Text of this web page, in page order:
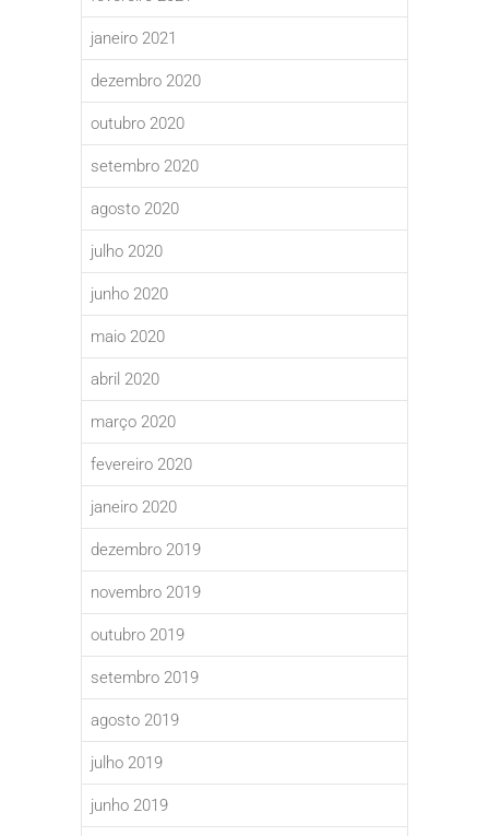
janeiro 2021
dezembro 2020
outubro 2020
setembro 2020
agosto 2020
julho 2020
junho 2020
maio 2020
abril 2020
março 2020
fevereiro 2020
janeiro 2020
dezembro 2019
novembro 2019
outubro 2019
setembro 2019
agosto 2019
julho 2019
junho 2019